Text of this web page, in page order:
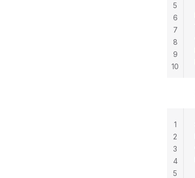
5
6
7
8
9
10
1
2
3
4
5